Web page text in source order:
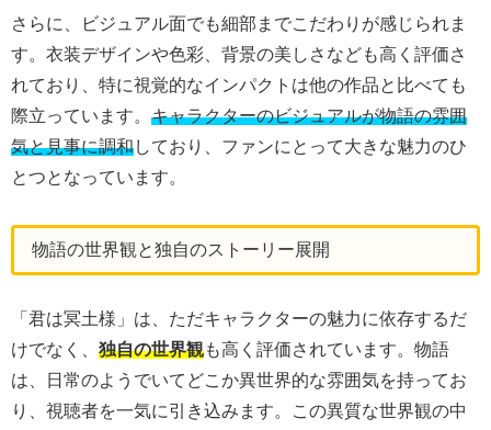
さらに、ビジュアル面でも細部までこだわりが感じられま
す。衣装デザインや色彩、背景の美しさなども高く評価さ
れており、特に視覚的なインパクトは他の作品と比べても
際立っています。 キャラクターのビジュアルが物語の雰囲
気と見事に調和しており、ファンにとって大きな魅力のひ
とつとなっています。
物語の世界観と独自のストーリー展開
「君は冥土様」は、ただキャラクターの魅力に依存するだ
けでなく、 独自の世界観も高く評価されています。物語
は、日常のようでいてどこか異世界的な雰囲気を持ってお
り、視聴者を一気に引き込みます。この異質な世界観の中